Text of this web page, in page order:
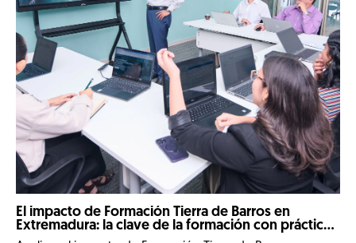
El impacto de Formación Tierra de Barros en
Extremadura: la clave de la formación con prácticas
reales